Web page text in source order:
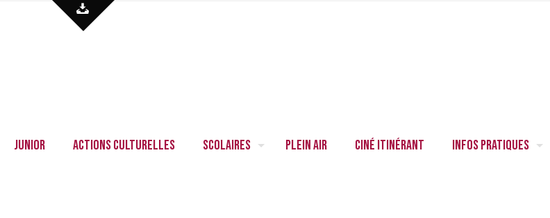
Junior Actions culturelles Scolaires Plein air Ciné itinérant Infos pratiques